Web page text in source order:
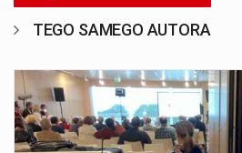
TEGO SAMEGO AUTORA